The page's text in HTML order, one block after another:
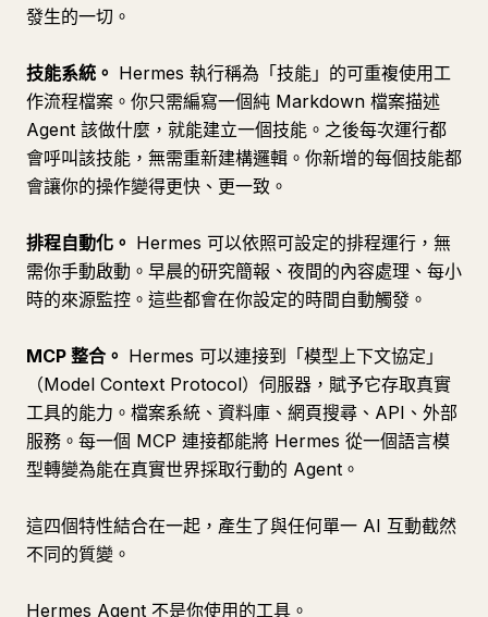
發生的一切。
技能系統。 Hermes 執行稱為「技能」的可重複使用工
作流程檔案。你只需編寫一個純 Markdown 檔案描述
Agent 該做什麼，就能建立一個技能。之後每次運行都
會呼叫該技能，無需重新建構邏輯。你新增的每個技能都
會讓你的操作變得更快、更一致。
排程自動化。 Hermes 可以依照可設定的排程運行，無
需你手動啟動。早晨的研究簡報、夜間的內容處理、每小
時的來源監控。這些都會在你設定的時間自動觸發。
MCP 整合。 Hermes 可以連接到「模型上下文協定」
（Model Context Protocol）伺服器，賦予它存取真實
工具的能力。檔案系統、資料庫、網頁搜尋、API、外部
服務。每一個 MCP 連接都能將 Hermes 從一個語言模
型轉變為能在真實世界採取行動的 Agent。
這四個特性結合在一起，產生了與任何單一 AI 互動截然
不同的質變。
Hermes Agent 不是你使用的工具。